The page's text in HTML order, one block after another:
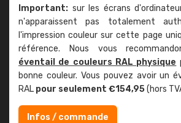
Important: sur les écrans
n'apparaissent pas totalement
l'impression couleur sur cette page
référence. Nous vous
éventail de couleurs RAL physique
bonne couleur. Vous pouvez avoir un
RAL pour seulement €154,95(hors
Infos / commande